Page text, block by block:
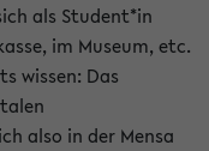
als Student*in
im Museum, etc.
wissen: Das
also in der Mensa